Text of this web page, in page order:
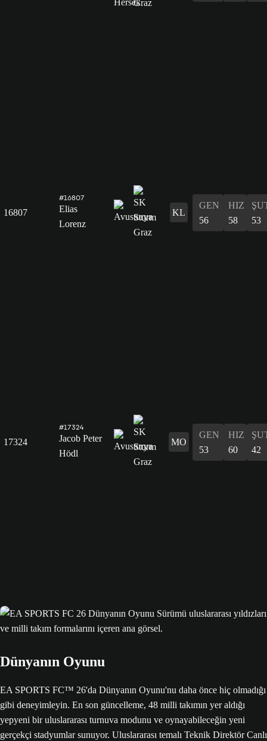
16807
#16807
Elias
Lorenz
KL
GEN
56
HIZ
58
53
17324
#17324
Jacob Peter
Hödl
MO
GEN
53
HIZ
60
42
Dünyanın Oyunu
EA SPORTS FC™ 26'da Dünyanın Oyunu'nu daha önce hiç olmadığı
gibi deneyimleyin. En son güncelleme, 48 milli takımın yer aldığı
yepyeni bir uluslararası turnuva modunu ve oynayabileceğin yeni
gerçekçi stadyumlar sunuyor. Uluslararası temalı Teknik Direktör Canlı